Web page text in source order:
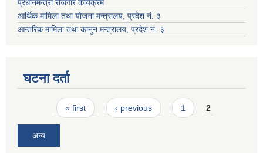
प्रधानमन्त्री रोजगार कार्यक्रम
आर्थिक मामिला तथा योजना मन्त्रालय, प्रदेश नं. ३
आन्तरिक मामिला तथा कानुन मन्त्रालय, प्रदेश नं. ३
घटना दर्ता
Pages« first ‹ previous 1 2
अन्य